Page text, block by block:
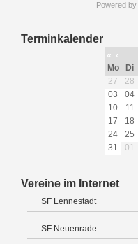
Powered by
Terminkalender
« ‹
Mo
Di
27
28
03
04
10
11
17
18
24
25
31
01
Vereine im Internet
SF Lennestadt
SF Neuenrade